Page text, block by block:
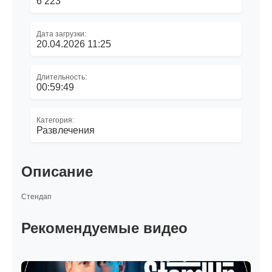
Дата загрузки:
20.04.2026 11:25
Длительность:
00:59:49
Категория:
Развлечения
Описание
Стендап
Рекомендуемые видео